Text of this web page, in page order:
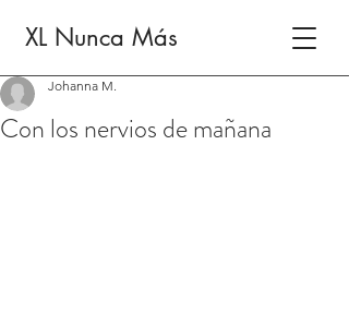
XL Nunca Más
Con los nervios de mañana
Johanna M.